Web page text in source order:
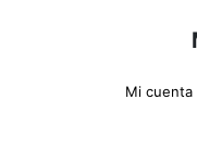
Mi cuenta